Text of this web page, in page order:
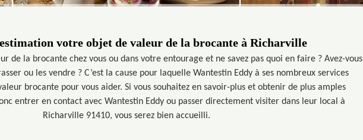
votre objet de valeur de la brocante à Richarville
de la brocante chez vous ou dans votre entourage et ne savez pas quoi en faire ? Avez-vous
ou les vendre ? C’est la cause pour laquelle Wantestin Eddy à ses nombreux services
brocante pour vous aider. Si vous souhaitez en savoir-plus et obtenir de plus amples
entrer en contact avec Wantestin Eddy ou passer directement visiter dans leur local à
Richarville 91410, vous serez bien accueilli.